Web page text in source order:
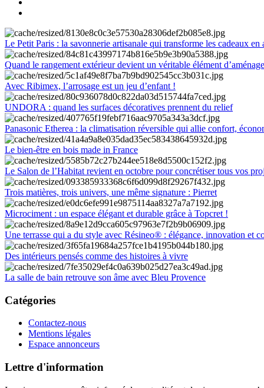
Le Petit Paris : la savonnerie artisanale qui transforme les cadeaux en
Quand le rangement extérieur devient un véritable élément
Avec Ribimex, l’arrosage est un jeu d’enfant !
UNDORA : quand les surfaces décoratives prennent du relief
Panasonic Etherea : la climatisation réversible qui allie confort,
Le bien-être en bois made in France
Le Salon de l’Habitat revient en octobre pour concrétiser tous vos
Trois matières, trois univers, une même signature : Pierret
Microciment : un espace élégant et durable grâce à Topcret !
Une terrasse qui a du style avec Résineo® : élégance, innovation et
Des intérieurs pensés comme des histoires à vivre
La salle de bain retrouve son âme avec Bleu Provence
Catégories
Contactez-nous
Mentions légales
Espace annonceurs
Lettre d'information